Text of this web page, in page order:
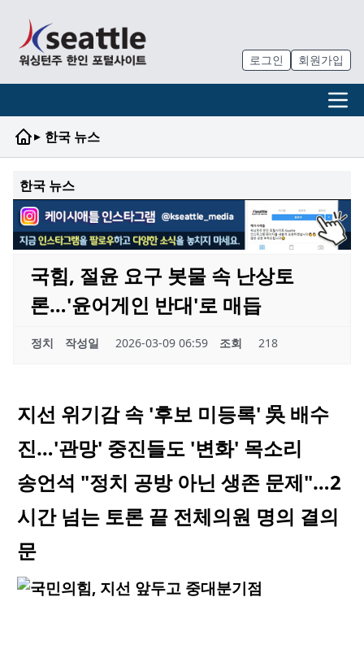
로그인 회원가입
▸ 한국 뉴스
한국 뉴스
국힘, 절윤 요구 봇물 속 난상토
론…'윤어게인 반대'로 매듭
정치 작성일 2026-03-09 06:59 조회 218
지선 위기감 속 '후보 미등록' 吳 배수
진…'관망' 중진들도 '변화' 목소리
송언석 "정치 공방 아닌 생존 문제"…2
시간 넘는 토론 끝 전체의원 명의 결의
문